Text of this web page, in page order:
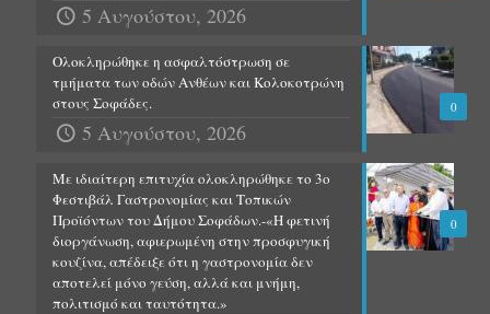
5 Αυγούστου, 2026
0
Ολοκληρώθηκε η ασφαλτόστρωση σε
τμήματα των οδών Ανθέων και Κολοκοτρώνη
στους Σοφάδες.
5 Αυγούστου, 2026
0
Με ιδιαίτερη επιτυχία ολοκληρώθηκε το 3ο
Φεστιβάλ Γαστρονομίας και Τοπικών
Προϊόντων του Δήμου Σοφάδων.-«Η φετινή
διοργάνωση, αφιερωμένη στην προσφυγική
κουζίνα, απέδειξε ότι η γαστρονομία δεν
αποτελεί μόνο γεύση, αλλά και μνήμη,
πολιτισμό και ταυτότητα.»